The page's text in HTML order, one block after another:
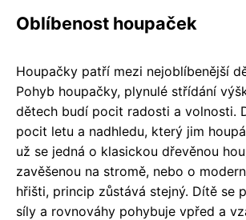
Oblíbenost houpaček
Houpačky patří mezi nejoblíbenější
Pohyb houpačky, plynulé střídání
dětech budí pocit radosti a volnosti.
pocit letu a nadhledu, který jim
už se jedná o klasickou dřevěnou
zavěšenou na stromě, nebo o
hřišti, princip zůstává stejný. Dítě se
síly a rovnováhy pohybuje vpřed a